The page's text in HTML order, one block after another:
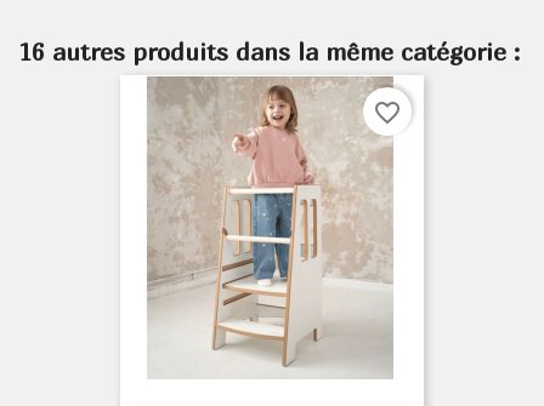
16 autres produits dans la même catégorie :
favorite_border